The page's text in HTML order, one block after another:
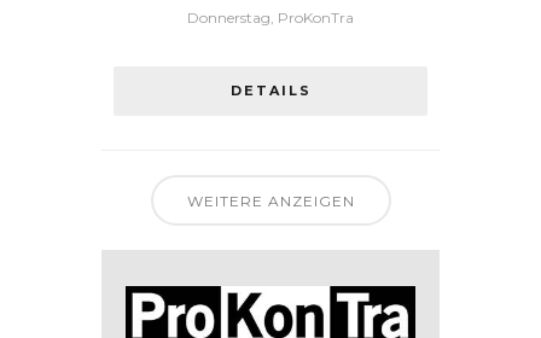
Donnerstag, ProKonTra
DETAILS
WEITERE ANZEIGEN